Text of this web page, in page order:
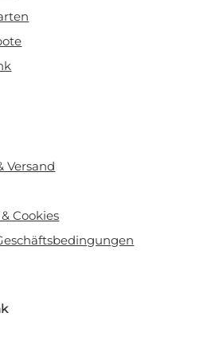
Versand
Cookies